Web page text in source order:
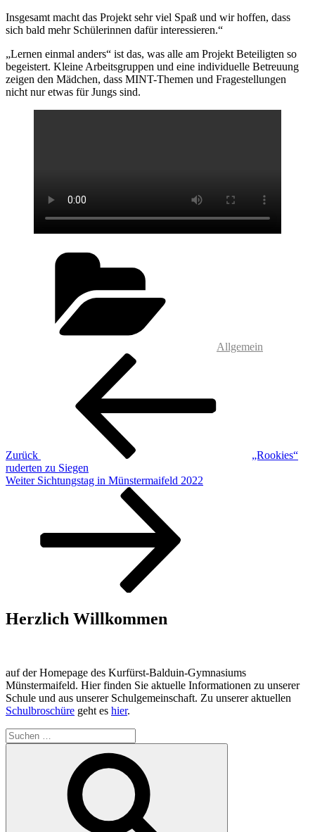
Insgesamt macht das Projekt sehr viel Spaß und wir hoffen, dass
sich bald mehr Schülerinnen dafür interessieren.“
„Lernen einmal anders“ ist das, was alle am Projekt Beteiligten so
begeistert. Kleine Arbeitsgruppen und eine individuelle Betreuung
zeigen den Mädchen, dass MINT-Themen und Fragestellungen
nicht nur etwas für Jungs sind.
Allgemein
Beitragsnavigation
Zurück
„Rookies“
ruderten zu Siegen
Nächster
Weiter Sichtungstag in Münstermaifeld 2022
Herzlich Willkommen
auf der Homepage des Kurfürst-Balduin-Gymnasiums
Münstermaifeld. Hier finden Sie aktuelle Informationen zu unserer
Schule und aus unserer Schulgemeinschaft. Zu unserer aktuellen
Schulbroschüre geht es hier.
Suchen
nach: